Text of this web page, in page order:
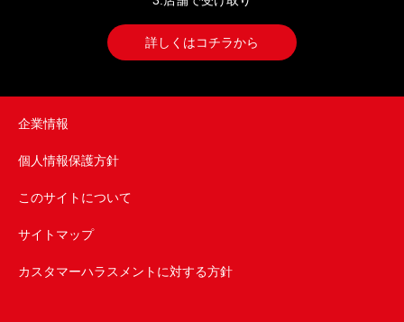
詳しくはコチラから
企業情報
個人情報保護方針
このサイトについて
サイトマップ
カスタマーハラスメントに対する方針